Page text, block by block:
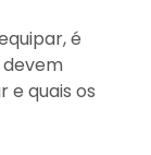
é
e quais os